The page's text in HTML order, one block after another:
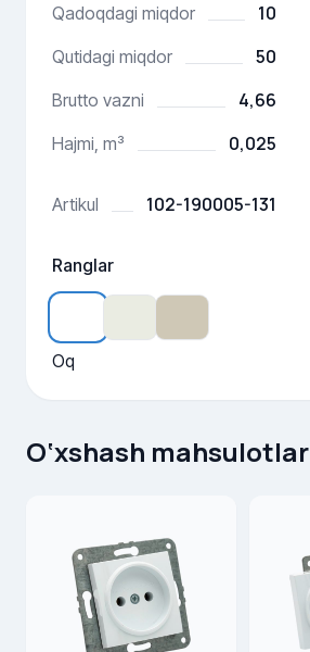
Qadoqdagi miqdor 10
Qutidagi miqdor 50
Brutto vazni 4,66
Hajmi, m³ 0,025
Artikul 102-190005-131
Ranglar
Oq
O‘xshash mahsulotlar